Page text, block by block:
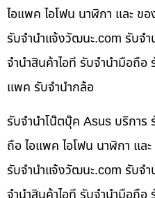
ไอแพค ไอโฟน นาฬิกา และ ข
รับจํานําแจ้งวัฒนะ.com รับจ
จำนำสินค้าไอที รับจำนำมือถือ
แพค รับจำนำกล้อ
รับจำนำโน๊ตบุ๊ค Asus บริการ
ถือ ไอแพค ไอโฟน นาฬิกา แล
รับจํานําแจ้งวัฒนะ.com รับจ